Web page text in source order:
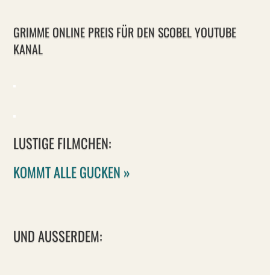
GRIMME ONLINE PREIS FÜR DEN SCOBEL YOUTUBE
KANAL
LUSTIGE FILMCHEN:
KOMMT ALLE GUCKEN »
UND AUSSERDEM: